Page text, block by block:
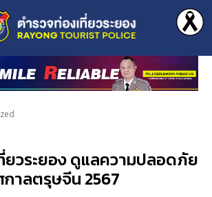
ยวระยอง ดูแลความปลอดภัย
กาลตรุษจีน 2567